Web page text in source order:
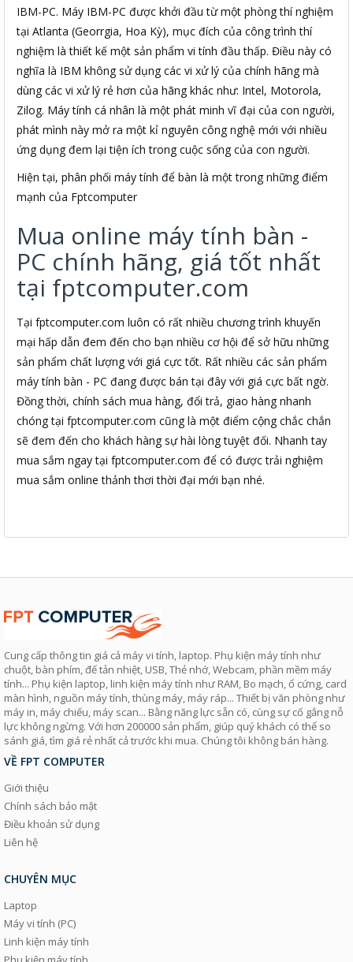
IBM-PC. Máy IBM-PC được khởi đầu từ một phòng thí nghiệm
tại Atlanta (Georrgia, Hoa Kỳ), mục đích của công trình thí
nghiệm là thiết kế một sản phẩm vi tính đầu thấp. Điều này có
nghĩa là IBM không sử dụng các vi xử lý của chính hãng mà
dùng các vi xử lý rẻ hơn của hãng khác như: Intel, Motorola,
Zilog. Máy tính cá nhân là một phát minh vĩ đại của con người,
phát mình này mở ra một kỉ nguyên công nghệ mới với nhiều
ứng dụng đem lại tiện ích trong cuộc sống của con người.
Hiện tại, phân phối máy tính để bàn là một trong những điểm
mạnh của Fptcomputer
Mua online máy tính bàn -
PC chính hãng, giá tốt nhất
tại fptcomputer.com
Tại fptcomputer.com luôn có rất nhiều chương trình khuyến
mại hấp dẫn đem đến cho bạn nhiều cơ hội để sở hữu những
sản phẩm chất lượng với giá cực tốt. Rất nhiều các sản phẩm
máy tính bàn - PC đang được bán tại đây với giá cực bất ngờ.
Đồng thời, chính sách mua hàng, đổi trả, giao hàng nhanh
chóng tại fptcomputer.com cũng là một điểm cộng chắc chắn
sẽ đem đến cho khách hàng sự hài lòng tuyệt đối. Nhanh tay
mua sắm ngay tại fptcomputer.com để có được trải nghiệm
mua sắm online thảnh thơi thời đại mới bạn nhé.
Cung cấp thông tin giá cả máy vi tính, laptop. Phụ kiện máy tính như
chuột, bàn phím, đế tản nhiệt, USB, Thẻ nhớ, Webcam, phần mềm máy
tính... Phụ kiện laptop, linh kiện máy tính như RAM, Bo mạch, ổ cứng, card
màn hình, nguồn máy tính, thùng máy, máy ráp... Thiết bị văn phòng như
máy in, máy chiếu, máy scan... Bằng năng lực sẵn có, cùng sự cố gắng nỗ
lực không ngừng. Với hơn 200000 sản phẩm, giúp quý khách có thể so
sánh giá, tìm giá rẻ nhất cả trước khi mua. Chúng tôi không bán hàng.
VỀ FPT COMPUTER
Giới thiệu
Chính sách bảo mật
Điều khoản sử dụng
Liên hệ
CHUYÊN MỤC
Laptop
Máy vi tính (PC)
Linh kiện máy tính